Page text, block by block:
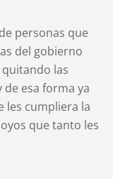
personas que
del gobierno
quitando las
esa forma ya
les cumpliera la
que tanto les